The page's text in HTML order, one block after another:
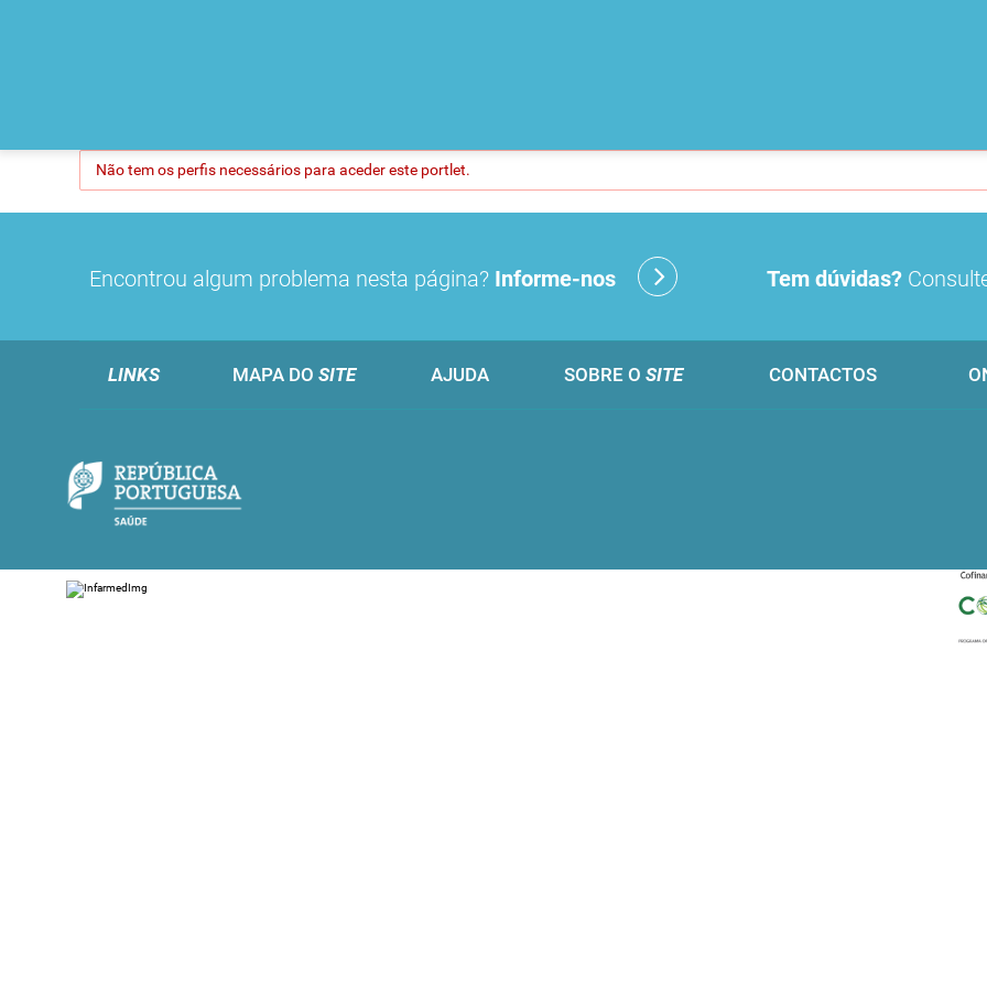
Não tem os perfis necessários para aceder este portlet.
Encontrou algum problema nesta página? Informe-nos Tem dúvidas?
LINKS MAPA DO SITE AJUDA SOBRE O SITE CONTACTOS